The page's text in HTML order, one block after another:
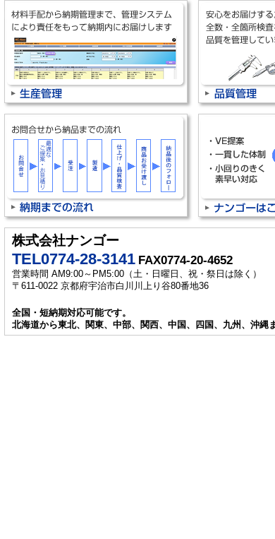
株式会社ナンゴー
TEL0774-28-3141 FAX0774-20-4652
営業時間 AM9:00～PM5:00（土・日曜日、祝・祭日は除く）
〒611-0022 京都府宇治市白川川上り谷80番地36
全国・短納期対応可能です。
北海道から東北、関東、中部、関西、中国、四国、九州、沖縄